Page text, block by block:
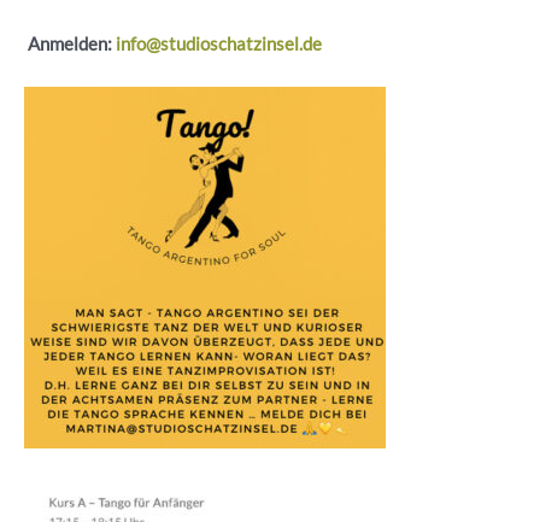
Anmelden: info@studioschatzinsel.de